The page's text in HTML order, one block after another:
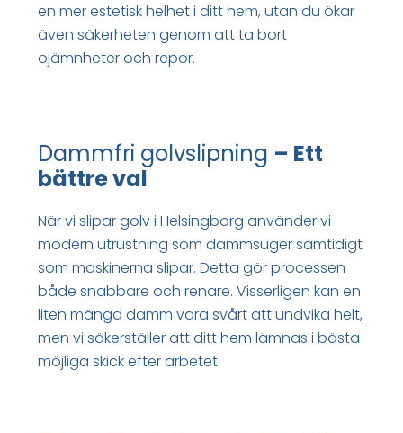
en mer estetisk helhet i ditt hem, utan du ökar
även säkerheten genom att ta bort
ojämnheter och repor.
Dammfri golvslipning – Ett
bättre val
När vi slipar golv i Helsingborg använder vi
modern utrustning som dammsuger samtidigt
som maskinerna slipar. Detta gör processen
både snabbare och renare. Visserligen kan en
liten mängd damm vara svårt att undvika helt,
men vi säkerställer att ditt hem lämnas i bästa
möjliga skick efter arbetet.